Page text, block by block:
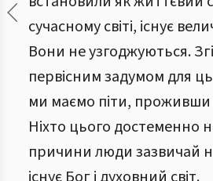
сучасному світі, існує
Вони не узгоджуються.
первісним задумом для
ми маємо піти, проживши
Ніхто цього достеменно
причини люди зазвичай